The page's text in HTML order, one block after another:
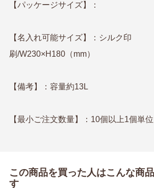
【パッケージサイズ】：
【名入れ可能サイズ】：シルク印
刷/W230×H180（mm）
【備考】：容量約13L
【最小ご注文数量】：10個以上1個単位
この商品を買った人はこんな商
す